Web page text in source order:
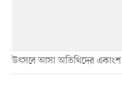
উৎসবে আসা অতিথিদের একাংশ